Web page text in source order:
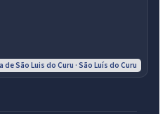
de São Luis do Curu · São Luís do Curu
do município.